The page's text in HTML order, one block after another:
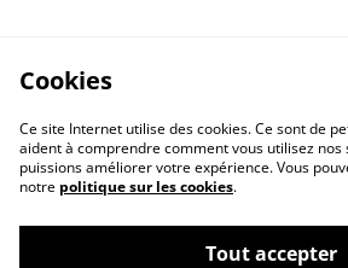
Cookies
Ce site Internet utilise des cookies. Ce sont de
aident à comprendre comment vous utilisez nos
puissions améliorer votre expérience. Vous
notre politique sur les cookies.
Tout accepter